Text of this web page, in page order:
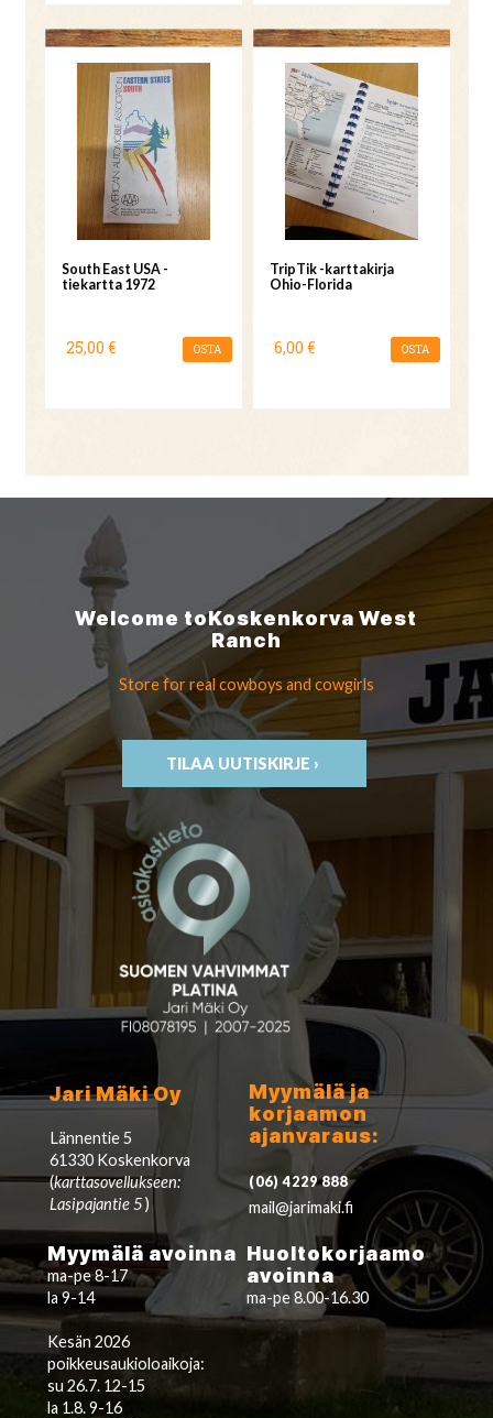
South East USA -
tiekartta 1972
25,00 € OSTA
TripTik -karttakirja
Ohio-Florida
6,00 € OSTA
Welcome toKoskenkorvaWest
Ranch
Store for real cowboys and cowgirls
TILAA UUTISKIRJE ›
Jari Mäki Oy
Lännentie 5
61330 Koskenkorva
(karttasovellukseen:
Lasipajantie 5)
Myymälä ja
korjaamon
ajanvaraus:
(06) 4229 888
mail@jarimaki.fi
Myymälä avoinna
ma-pe 8-17
la 9-14
Kesän 2026
poikkeusaukioloaikoja:
su 26.7. 12-15
la 1.8. 9-16
Huoltokorjaamo
avoinna
ma-pe 8.00-16.30